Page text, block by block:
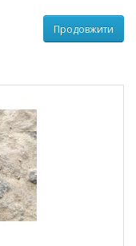
Продовжити